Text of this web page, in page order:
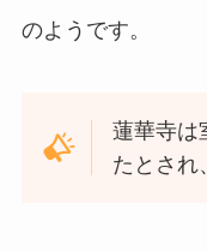
のようです。
蓮華寺は
たとされ